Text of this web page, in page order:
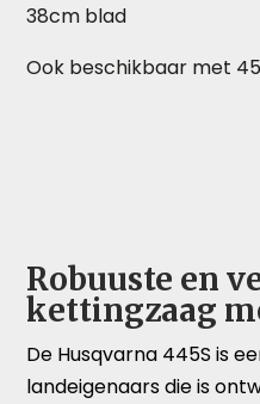
38cm blad
Ook beschikbaar met
Robuuste en
kettingzaag
De Husqvarna 445S is
landeigenaars die is